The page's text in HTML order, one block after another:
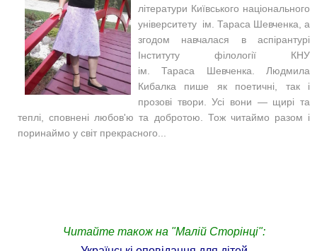
літератури Київського національного
університету ім. Тараса Шевченка, а
згодом навчалася в аспірантурі
Інституту філології КНУ
ім. Тараса Шевченка. Людмила
Кибалка пише як поетичні, так і
прозові твори. Усі вони — щирі та
теплі, сповнені любов'ю та добротою. Тож читаймо разом і
поринаймо у світ прекрасного...
Читайте також на "Малій Сторінці":